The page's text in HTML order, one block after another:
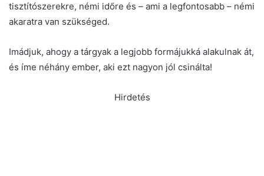
tisztítószerekre, némi időre és – ami a legfontosabb – némi
akaratra van szükséged.
Imádjuk, ahogy a tárgyak a legjobb formájukká alakulnak át,
és íme néhány ember, aki ezt nagyon jól csinálta!
Hirdetés